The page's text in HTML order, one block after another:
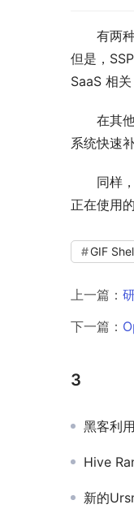
有两
但是，
SaaS 相
在其
系统快速
同样
正在使用
GIF
上一篇：
下一篇：
3
黑客利
Hive
新的